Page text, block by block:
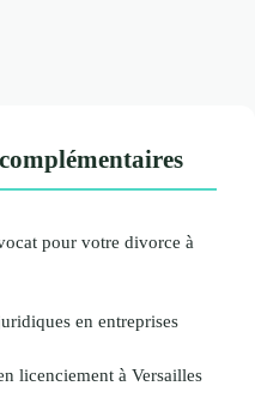
pour votre divorce à
en entreprises
licenciement à Versailles